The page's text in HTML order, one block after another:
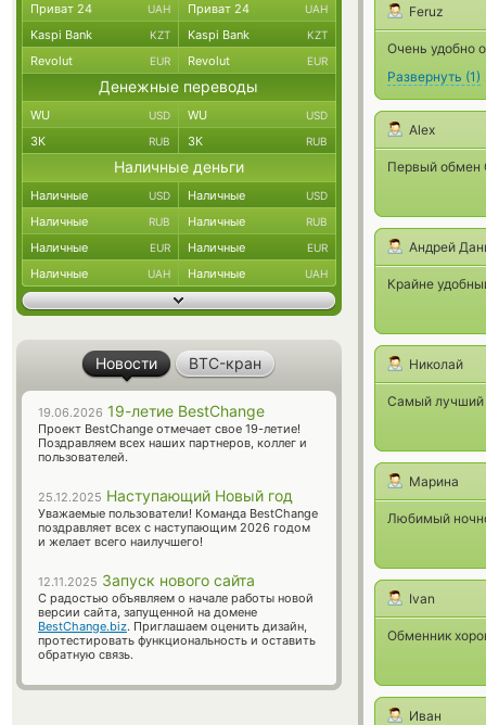
Feruz
Очень удобно
Развернуть (1)
Alex
Первый обмен
Андрей
Крайне
Николай
Самый лучший
Марина
Любимый
Ivan
Обменник
Иван
Приват 24 UAH Приват 24 UAH
Kaspi Bank KZT Kaspi Bank KZT
Revolut EUR Revolut EUR
Денежные переводы
WU USD WU USD
ЗК RUB ЗК RUB
Наличные деньги
Наличные USD Наличные USD
Наличные RUB Наличные RUB
Наличные EUR Наличные EUR
Наличные UAH Наличные UAH
Новости BTC-кран
19.06.2026 19-летие BestChange
Проект BestChange отмечает свое 19-летие!
Поздравляем всех наших партнеров, коллег и
пользователей.
25.12.2025 Наступающий Новый год
Уважаемые пользователи! Команда BestChange
поздравляет всех с наступающим 2026 годом
и желает всего наилучшего!
12.11.2025 Запуск нового сайта
С радостью объявляем о начале работы новой
версии сайта, запущенной на домене
BestChange.biz. Приглашаем оценить дизайн,
протестировать функциональность и оставить
обратную связь.